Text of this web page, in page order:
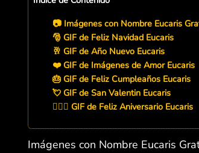
📷 Imágenes con Nombre Eucaris
🎅 GIF de Feliz Navidad Eucaris
🥂 GIF de Año Nuevo Eucaris
❤️ GIF de Imágenes de Amor Eucaris
🎂 GIF de Feliz Cumpleaños Eucaris
💘 GIF de San Valentin Eucaris
👨‍❤️‍👨 GIF de Feliz Aniversario Eucaris
Imágenes con Nombre Eucaris